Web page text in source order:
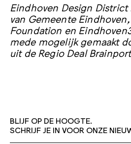
Eindhoven Design
van Gemeente
Foundation en
mede mogelijk gemaakt
uit de Regio Deal
BLIJF OP DE HOOGTE.
SCHRIJF JE IN VOOR ONZE